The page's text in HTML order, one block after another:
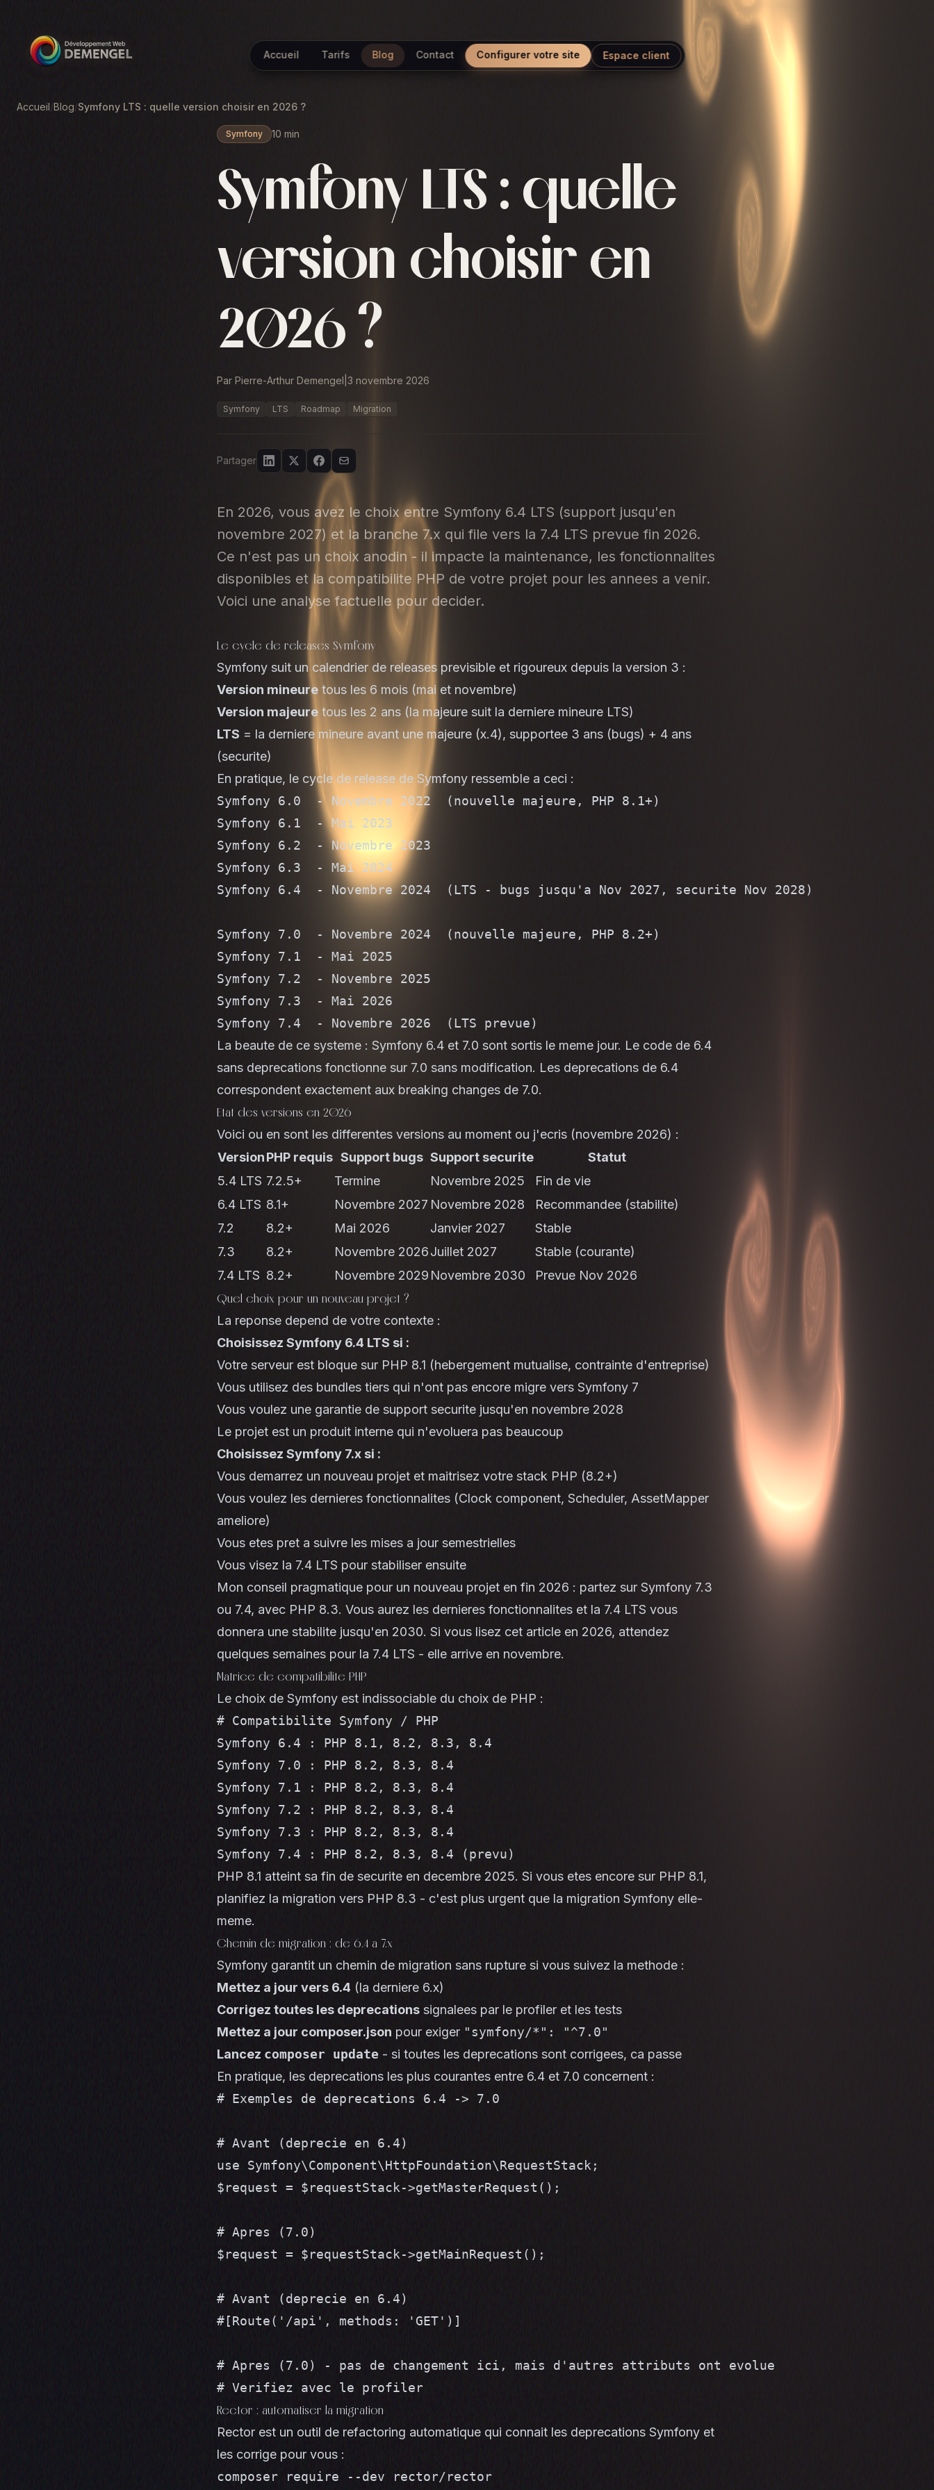
Accueil Tarifs Blog Contact Configurer votre site Espace client
Accueil/Blog/Symfony LTS : quelle version choisir en 2026 ?
Symfony 10 min
Symfony LTS : quelle
version choisir en
2026 ?
Par Pierre-Arthur Demengel 3 novembre 2026
Symfony LTS Roadmap Migration
Partager
En 2026, vous avez le choix entre Symfony 6.4 LTS (support jusqu'en
novembre 2027) et la branche 7.x qui file vers la 7.4 LTS prevue fin 2026.
Ce n'est pas un choix anodin - il impacte la maintenance, les fonctionnalites
disponibles et la compatibilite PHP de votre projet pour les annees a venir.
Voici une analyse factuelle pour decider.
Le cycle de releases Symfony
Symfony suit un calendrier de releases previsible et rigoureux depuis la version 3 :
Version mineure tous les 6 mois (mai et novembre)
Version majeure tous les 2 ans (la majeure suit la derniere mineure LTS)
LTS = la derniere mineure avant une majeure (x.4), supportee 3 ans (bugs) + 4 ans
(securite)
En pratique, le cycle de release de Symfony ressemble a ceci :
Symfony 6.0  - Novembre 2022  (nouvelle majeure, PHP 8.1+)
Symfony 6.1  - Mai 2023
Symfony 6.2  - Novembre 2023
Symfony 6.3  - Mai 2024
Symfony 6.4  - Novembre 2024  (LTS - bugs jusqu'a Nov 2027, securite Nov 2028)
Symfony 7.0  - Novembre 2024  (nouvelle majeure, PHP 8.2+)
Symfony 7.1  - Mai 2025
Symfony 7.2  - Novembre 2025
Symfony 7.3  - Mai 2026
Symfony 7.4  - Novembre 2026  (LTS prevue)
La beaute de ce systeme : Symfony 6.4 et 7.0 sont sortis le meme jour. Le code de 6.4
sans deprecations fonctionne sur 7.0 sans modification. Les deprecations de 6.4
correspondent exactement aux breaking changes de 7.0.
Etat des versions en 2026
Voici ou en sont les differentes versions au moment ou j'ecris (novembre 2026) :
VersionPHP requis Support bugs Support securite
Statut
5.4 LTS 7.2.5+ Termine Novembre 2025
Fin de vie
6.4 LTS 8.1+ Novembre 2027 Novembre 2028
Recommandee (stabilite)
7.2
8.2+ Mai 2026 Janvier 2027
Stable
7.3
8.2+ Novembre 2026Juillet 2027
Stable (courante)
7.4 LTS 8.2+ Novembre 2029 Novembre 2030 Prevue Nov 2026
Quel choix pour un nouveau projet ?
La reponse depend de votre contexte :
Choisissez Symfony 6.4 LTS si :
Votre serveur est bloque sur PHP 8.1 (hebergement mutualise, contrainte d'entreprise)
Vous utilisez des bundles tiers qui n'ont pas encore migre vers Symfony 7
Vous voulez une garantie de support securite jusqu'en novembre 2028
Le projet est un produit interne qui n'evoluera pas beaucoup
Choisissez Symfony 7.x si :
Vous demarrez un nouveau projet et maitrisez votre stack PHP (8.2+)
Vous voulez les dernieres fonctionnalites (Clock component, Scheduler, AssetMapper
ameliore)
Vous etes pret a suivre les mises a jour semestrielles
Vous visez la 7.4 LTS pour stabiliser ensuite
Mon conseil pragmatique pour un nouveau projet en fin 2026 : partez sur Symfony 7.3
ou 7.4, avec PHP 8.3. Vous aurez les dernieres fonctionnalites et la 7.4 LTS vous
donnera une stabilite jusqu'en 2030. Si vous lisez cet article en 2026, attendez
quelques semaines pour la 7.4 LTS - elle arrive en novembre.
Matrice de compatibilite PHP
Le choix de Symfony est indissociable du choix de PHP :
# Compatibilite Symfony / PHP
Symfony 6.4 : PHP 8.1, 8.2, 8.3, 8.4
Symfony 7.0 : PHP 8.2, 8.3, 8.4
Symfony 7.1 : PHP 8.2, 8.3, 8.4
Symfony 7.2 : PHP 8.2, 8.3, 8.4
Symfony 7.3 : PHP 8.2, 8.3, 8.4
Symfony 7.4 : PHP 8.2, 8.3, 8.4 (prevu)
PHP 8.1 atteint sa fin de securite en decembre 2025. Si vous etes encore sur PHP 8.1,
planifiez la migration vers PHP 8.3 - c'est plus urgent que la migration Symfony elle-
meme.
Chemin de migration : de 6.4 a 7.x
Symfony garantit un chemin de migration sans rupture si vous suivez la methode :
Mettez a jour vers 6.4 (la derniere 6.x)
Corrigez toutes les deprecations signalees par le profiler et les tests
Mettez a jour composer.json pour exiger "symfony/*": "^7.0"
Lancez composer update - si toutes les deprecations sont corrigees, ca passe
En pratique, les deprecations les plus courantes entre 6.4 et 7.0 concernent :
# Exemples de deprecations 6.4 -> 7.0
# Avant (deprecie en 6.4)
use Symfony\Component\HttpFoundation\RequestStack;
$request = $requestStack->getMasterRequest();
# Apres (7.0)
$request = $requestStack->getMainRequest();
# Avant (deprecie en 6.4)
#[Route('/api', methods: 'GET')]
# Apres (7.0) - pas de changement ici, mais d'autres attributs ont evolue
# Verifiez avec le profiler
Rector : automatiser la migration
Rector est un outil de refactoring automatique qui connait les deprecations Symfony et
les corrige pour vous :
composer require --dev rector/rector